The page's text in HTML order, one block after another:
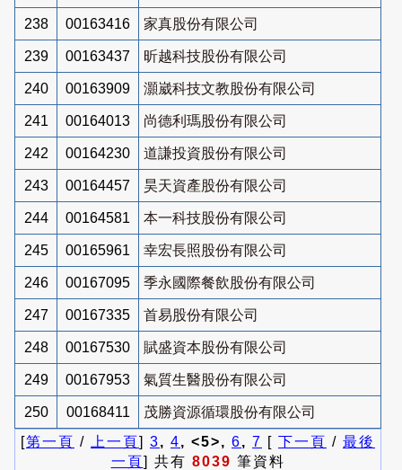
238 00163416 家真股份有限公司
239 00163437 昕越科技股份有限公司
240 00163909 灝崴科技文教股份有限公司
241 00164013 尚德利瑪股份有限公司
242 00164230 道謙投資股份有限公司
243 00164457 昊天資產股份有限公司
244 00164581 本一科技股份有限公司
245 00165961 幸宏長照股份有限公司
246 00167095 季永國際餐飲股份有限公司
247 00167335 首易股份有限公司
248 00167530 賦盛資本股份有限公司
249 00167953 氣質生醫股份有限公司
250 00168411
茂勝資源循環股份有限公司
[第一頁 / 上一頁] 3, 4, <5>, 6, 7 [ 下一頁 / 最後
一頁] 共有 8039 筆資料